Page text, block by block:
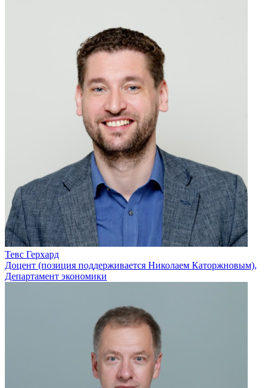
Тевс Герхард
Доцент (позиция поддерживается Николаем Каторжновым),
Департамент экономики